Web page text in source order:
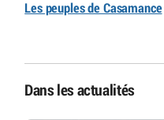
Les peuples de Casamance
Dans les actualités